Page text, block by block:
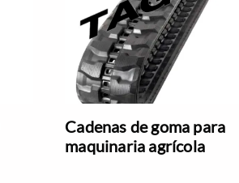
Cadenas de goma para
maquinaria agrícola